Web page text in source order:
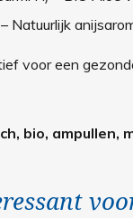
Natuurlijk
voor een
bio,